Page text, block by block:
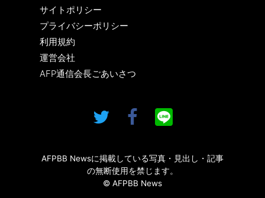
サイトポリシー
プライバシーポリシー
利用規約
運営会社
AFP通信会長ごあいさつ
AFPBB Newsに掲載している写真・見出し・記事
の無断使用を禁じます。
© AFPBB News